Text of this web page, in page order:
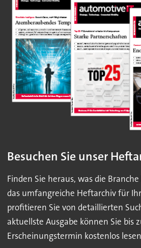
Besuchen Sie unser
Finden Sie heraus, was die
das umfangreiche Heftarchiv für
profitieren Sie von detaillierten
aktuellste Ausgabe können Sie bis
Erscheinungstermin kostenlos